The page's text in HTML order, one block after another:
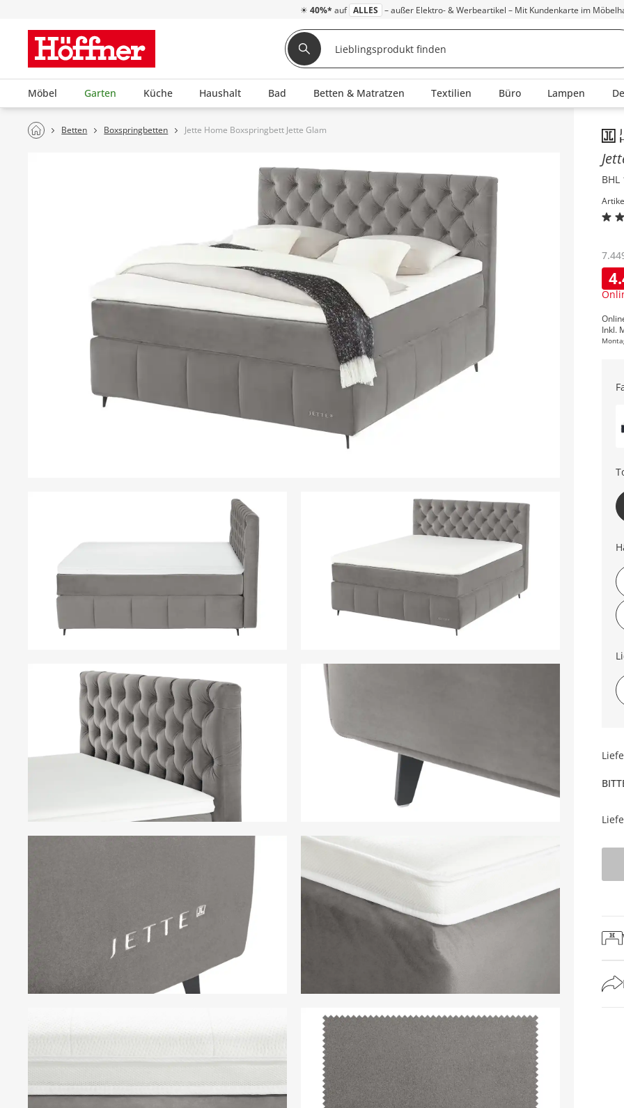
☀ 40%* auf ALLES – außer Elektro- & Werbeartikel – Mit Kundenkarte im
Möbel Garten Küche Haushalt Bad Betten & Matratzen Textilien Büro Lampen
Betten Boxspringbetten Jette Home Boxspringbett Jette Glam
Inkl.